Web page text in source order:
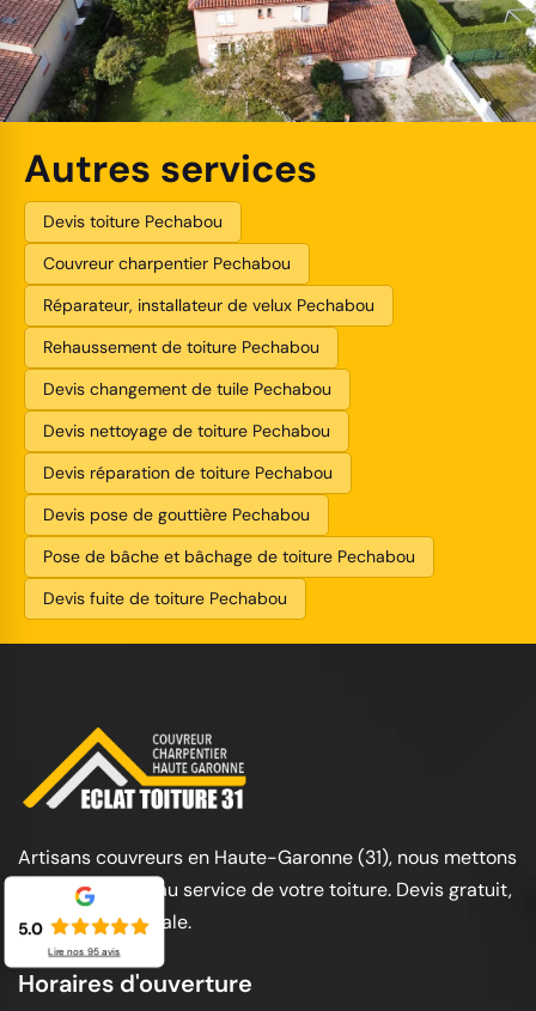
Autres services
Devis toiture Pechabou
Couvreur charpentier Pechabou
Réparateur, installateur de velux Pechabou
Rehaussement de toiture Pechabou
Devis changement de tuile Pechabou
Devis nettoyage de toiture Pechabou
Devis réparation de toiture Pechabou
Devis pose de gouttière Pechabou
Pose de bâche et bâchage de toiture Pechabou
Devis fuite de toiture Pechabou
Artisans couvreurs en Haute-Garonne (31), nous mettons
notre expertise au service de votre toiture. Devis gratuit,
garantie décennale.
Horaires d'ouverture
5.0
Lire nos 95avis